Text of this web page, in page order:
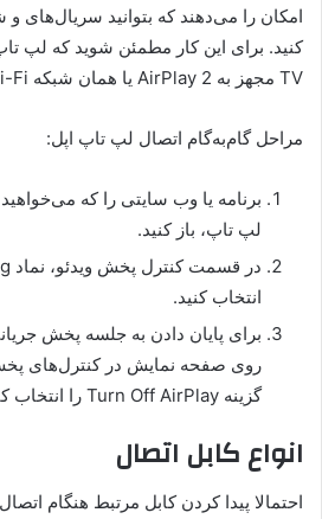
امکان را می‌دهند که بتوانید سریال‌های و
TV مجهز به AirPlay 2 یا همان شبکه Wi-Fi هستند.
مراحل گام‌به‌گام اتصال لپ تاپ اپل:
برنامه یا وب سایتی را که می‌خواهید
لپ تاپ، باز کنید.
انتخاب کنید.
روی صفحه نمایش در کنترل‌های
گزینه Turn Off AirPlay را انتخاب کنید.
انواع کابل اتصال
احتمالا پیدا کردن کابل مرتبط هنگام